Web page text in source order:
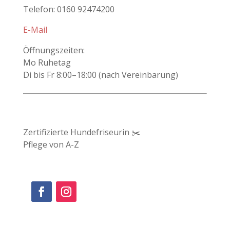
Telefon: 0160 92474200
E-Mail
Öffnungszeiten:
Mo Ruhetag
Di bis Fr 8:00–18:00 (nach Vereinbarung)
Zertifizierte Hundefriseurin ✂️
Pflege von A-Z